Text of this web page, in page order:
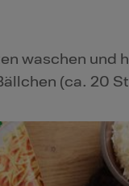
waschen und
(ca. 20